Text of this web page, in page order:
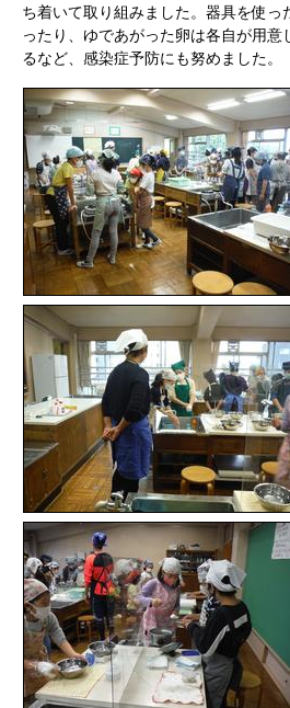
ち着いて取り組みました。器具を使っ
ったり、ゆであがった卵は各自が用
るなど、感染症予防にも努めました。